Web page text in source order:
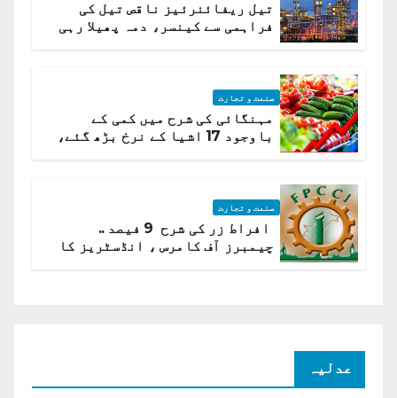
تیل ریفائنرئیز ناقص تیل کی
فراہمی سے کینسر، دمہ پھیلا رہی
صنعت و تجارت
مہنگائی کی شرح میں کمی کے
باوجود 17 اشیا کے نرخ بڑھ گئے،
صنعت و تجارت
افراط زر کی شرح 9 فیصد ..
چیمبرز آف کامرس ، انڈسٹریز کا
عدلیہ